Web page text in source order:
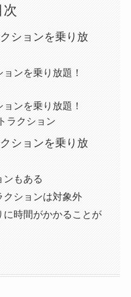
次
ションを乗り放
ョンを乗り放題！
ョンを乗り放題！
ラクション
ションを乗り放
ンもある
クションは対象外
に時間がかかることが